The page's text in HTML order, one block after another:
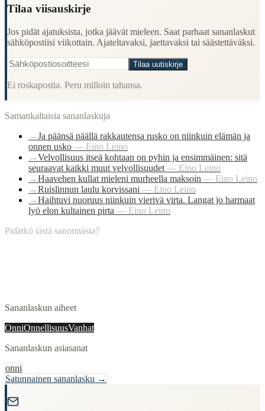
Tilaa viisauskirje
Jos pidät ajatuksista, jotka jäävät mieleen. Saat parhaat sananlaskut
sähköpostiisi viikottain. Ajateltavaksi, jaettavaksi tai säästettäväksi.
Tilaa uutiskirje
Ei roskapostia. Peru milloin tahansa.
Samankaltaisia sananlaskuja
→Ja päänsä päällä rakkautensa rusko on niinkuin elämän ja
onnen usko — Eino Leino
→Velvollisuus itseä kohtaan on pyhin ja ensimmäinen: sitä
seuraavat kaikki muut velvollisuudet — Eino Leino
→Haavehen kullat mieleni murheella maksoin — Eino Leino
→Ruislinnun laulu korvissani — Eino Leino
→Haihtuvi nuoruus niinkuin vierivä virta. Langat jo harmaat
lyö elon kultainen pirta — Eino Leino
Pidätkö tästä sanonnasta?
Sananlaskun aiheet
OnniOnnellisuusVanhat
Sananlaskun asiasanat
onni
Satunnainen sananlasku →